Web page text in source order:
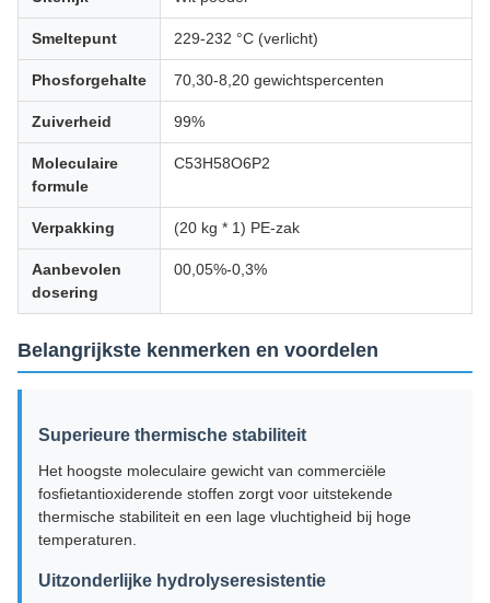
Smeltepunt 229-232 °C (verlicht)
Phosforgehalte 70,30-8,20 gewichtspercenten
Zuiverheid 99%
Moleculaire
formule
C53H58O6P2
Verpakking (20 kg * 1) PE-zak
Aanbevolen
dosering
00,05%-0,3%
Belangrijkste kenmerken en voordelen
Superieure thermische stabiliteit
Het hoogste moleculaire gewicht van commerciële
fosfietantioxiderende stoffen zorgt voor uitstekende
thermische stabiliteit en een lage vluchtigheid bij hoge
temperaturen.
Uitzonderlijke hydrolyseresistentie